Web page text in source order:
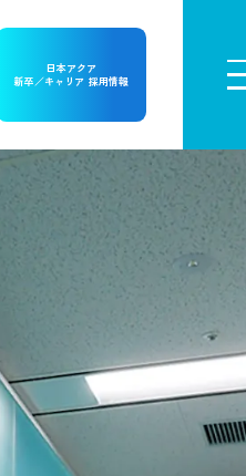
日本アクア
新卒／キャリア 採用情報